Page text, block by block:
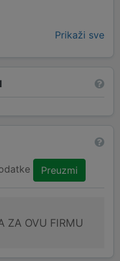
Prikaži sve
Preuzmi
ZA OVU FIRMU